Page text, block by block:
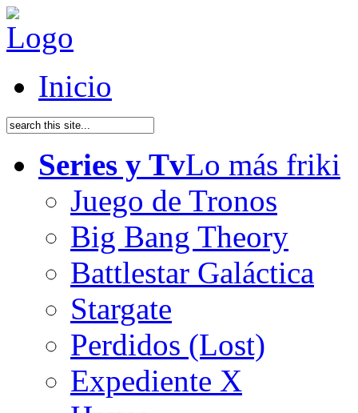
Inicio
Series y TvLo más friki
Juego de Tronos
Big Bang Theory
Battlestar Galáctica
Stargate
Perdidos (Lost)
Expediente X